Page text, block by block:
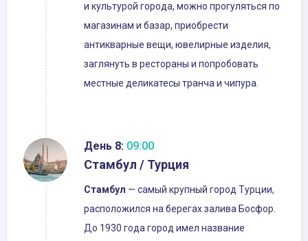
и культурой города, можно прогуляться по
магазинам и базар, приобрести
антикварные вещи, ювелирные изделия,
заглянуть в рестораны и попробовать
местные деликатесы транча и чипура.
День 8: 09:00
Стамбул / Турция
Стамбул — самый крупный город Турции,
расположился на берегах залива Босфор.
До 1930 года город имел название